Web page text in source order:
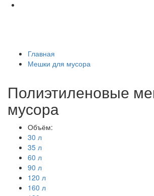
Главная
Мешки для мусора
Полиэтиленовые
мусора
Объём:
30 л
35 л
60 л
90 л
120 л
160 л